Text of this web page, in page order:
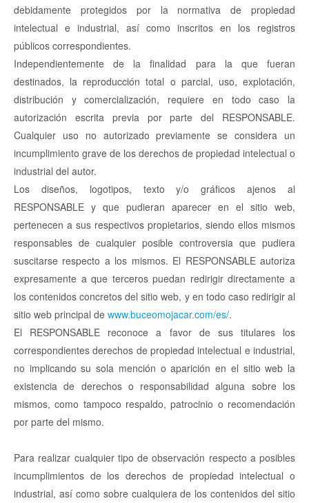
debidamente protegidos por la normativa de propiedad
intelectual e industrial, así como inscritos en los registros
públicos correspondientes.
Independientemente de la finalidad para la que fueran
destinados, la reproducción total o parcial, uso, explotación,
distribución y comercialización, requiere en todo caso la
autorización escrita previa por parte del RESPONSABLE.
Cualquier uso no autorizado previamente se considera un
incumplimiento grave de los derechos de propiedad intelectual o
industrial del autor.
Los diseños, logotipos, texto y/o gráficos ajenos al
RESPONSABLE y que pudieran aparecer en el sitio web,
pertenecen a sus respectivos propietarios, siendo ellos mismos
responsables de cualquier posible controversia que pudiera
suscitarse respecto a los mismos. El RESPONSABLE autoriza
expresamente a que terceros puedan redirigir directamente a
los contenidos concretos del sitio web, y en todo caso redirigir al
sitio web principal de www.buceomojacar.com/es/.
El RESPONSABLE reconoce a favor de sus titulares los
correspondientes derechos de propiedad intelectual e industrial,
no implicando su sola mención o aparición en el sitio web la
existencia de derechos o responsabilidad alguna sobre los
mismos, como tampoco respaldo, patrocinio o recomendación
por parte del mismo.
Para realizar cualquier tipo de observación respecto a posibles
incumplimientos de los derechos de propiedad intelectual o
industrial, así como sobre cualquiera de los contenidos del sitio